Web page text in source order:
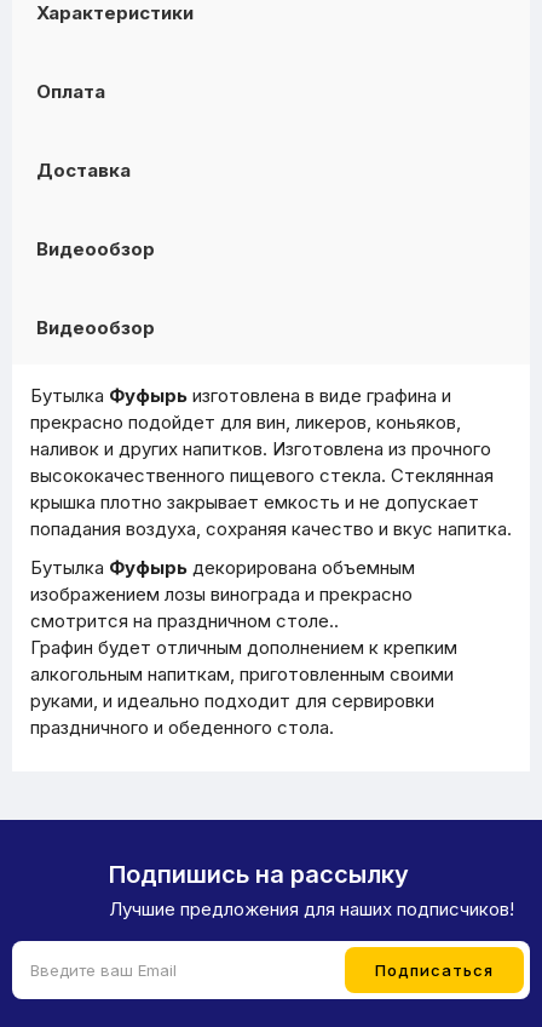
Характеристики
Оплата
Доставка
Видеообзор
Видеообзор
Бутылка Фуфырь изготовлена в виде графина и
прекрасно подойдет для вин, ликеров, коньяков,
наливок и других напитков. Изготовлена из прочного
высококачественного пищевого стекла. Стеклянная
крышка плотно закрывает емкость и не допускает
попадания воздуха, сохраняя качество и вкус напитка.
Бутылка Фуфырь декорирована объемным
изображением лозы винограда и прекрасно
смотрится на праздничном столе..
Графин будет отличным дополнением к крепким
алкогольным напиткам, приготовленным своими
руками, и идеально подходит для сервировки
праздничного и обеденного стола.
Подпишись на рассылку
Лучшие предложения для наших подписчиков!